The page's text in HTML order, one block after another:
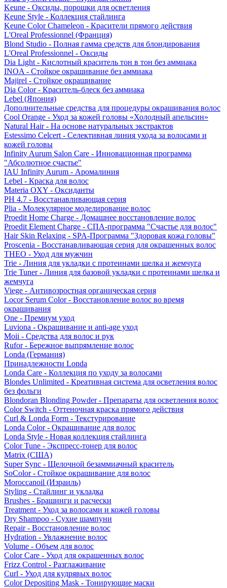
Keune - Оксиды, порошки для осветления
Keune Style - Коллекция стайлинга
Keune Color Chameleon - Красители прямого действия
L'Oreal Professionnel (Франция)
Blond Studio - Полная гамма средств для блондирования
L'Oreal Professionnel - Оксиды
Dia Light - Кислотный краситель тон в тон без аммиака
INOA - Стойкое окрашивание без аммиака
Majirel - Стойкое окрашивание
Dia Color - Краситель-блеск без аммиака
Lebel (Япония)
Дополнительные средства для процедуры окрашивания волос
Cool Orange - Уход за кожей головы «Холодный апельсин»
Natural Hair - На основе натуральных экстрактов
Estessimo Celcert - Селективная линия ухода за волосами и
кожей головы
Infinity Aurum Salon Care - Инновационная программа
"Абсолютное счастье"
IAU Infinity Aurum - Аромалиния
Lebel - Краска для волос
Materia OXY - Оксиданты
PH 4.7 - Восстанавливающая серия
Plia - Молекулярное моделирование волос
Proedit Home Charge - Домашнее восстановление волос
Proedit Element Charge - СПА-программа "Счастье для волос"
Hair Skin Relaxing - SPA-Программа "Здоровая кожа головы"
Proscenia - Восстанавливающая серия для окрашенных волос
THEO - Уход для мужчин
Trie - Линия для укладки с протеинами шелка и жемчуга
Trie Tuner - Линия для базовой укладки с протеинами шелка и
жемчуга
Viege - Антивозростная органическая серия
Locor Serum Color - Восстановление волос во время
окрашивания
One - Премиум уход
Luviona - Окрашивание и anti-age уход
Moii - Средства для волос и рук
Rufor - Бережное выпрямление волос
Londa (Германия)
Принадлежности Londa
Londa Care - Коллекция по уходу за волосами
Blondes Unlimited - Креативная система для осветления волос
без фольги
Blondoran Blonding Powder - Препараты для осветления волос
Color Switch - Оттеночная краска прямого действия
Curl & Londa Form - Текстурирование
Londa Color - Окрашивание для волос
Londa Style - Новая коллекция стайлинга
Color Tune - Экспресс-тонер для волос
Matrix (США)
Super Sync - Щелочной безаммиачный краситель
SoColor - Стойкое окрашивание для волос
Moroccanoil (Израиль)
Styling - Стайлинг и укладка
Brushes - Брашинги и расчески
Treatment - Уход за волосами и кожей головы
Dry Shampoo - Сухие шампуни
Repair - Восстановление волос
Hydration - Увлажнение волос
Volume - Объем для волос
Color Care - Уход для окрашенных волос
Frizz Control - Разглаживание
Curl - Уход для кудрявых волос
Color Depositing Mask - Тонирующие маски